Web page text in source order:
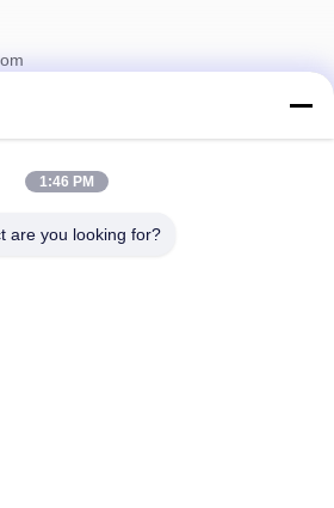
diskon dan banyak lagi.
1:46 PM
are you looking for?